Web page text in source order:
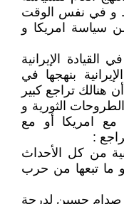
و في نفس الوقت
سياسة امريكا و
القيادة الإيرانية
بنهجها في
هنالك تراجع كبير
الثورية و
امريكا أو مع
:
من كل الأحداث
و ما تبعها من حرب
صدام حسين لدرجة